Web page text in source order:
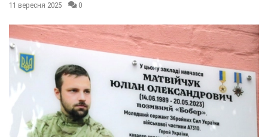
11 вересня 2025 0